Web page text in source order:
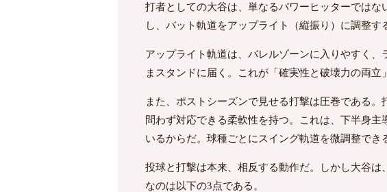
打者としての大谷は、単なるパワーヒッターでは
し、バット軌道をアップライト（縦振り）に調整
アップライト軌道は、バレルゾーンに入りやすく
まスタンドに届く。これが「確実性と破壊力の両立
また、ポストシーズンで見せる打撃は圧巻である
問わず対応できる柔軟性を持つ。これは、下半身
いるからだ。球種ごとにスイング軌道を微調整でき
投球と打撃は本来、相反する動作だ。しかし大谷
なのは以下の3点である。